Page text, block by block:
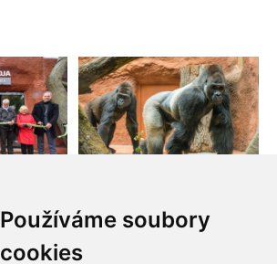
Používáme soubory
cookies